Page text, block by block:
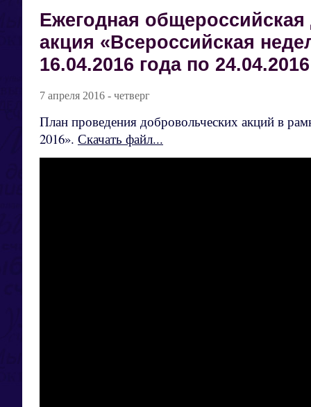
Ежегодная
акция «Всероссийская
16.04.2016 года по
7 апреля 2016 - четверг
План проведения добровольческих акций в
2016». Скачать файл...